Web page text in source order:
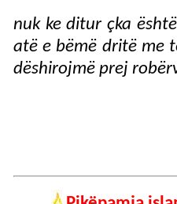
nuk ke ditur çka
atë e bëmë dritë me
dëshirojmë prej